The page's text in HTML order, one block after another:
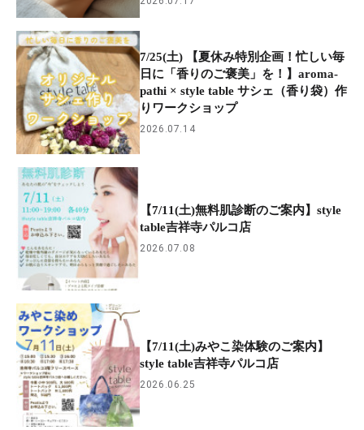
7/25(土) 【夏休み特別企画！忙しい毎
日に「香りのご褒美」を！】aroma-
pathi × style table サシェ（香り袋）作
りワークショップ
2026.07.14
【7/11(土)無料肌診断のご案内】style
table吉祥寺パルコ店
2026.07.08
【7/11(土)みやこ染体験のご案内】
style table吉祥寺パルコ店
2026.06.25